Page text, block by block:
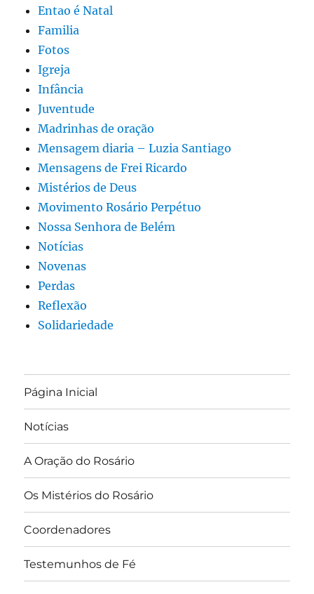
Entao é Natal
Familia
Fotos
Igreja
Infância
Juventude
Madrinhas de oração
Mensagem diaria – Luzia Santiago
Mensagens de Frei Ricardo
Mistérios de Deus
Movimento Rosário Perpétuo
Nossa Senhora de Belém
Notícias
Novenas
Perdas
Reflexão
Solidariedade
Página Inicial
Notícias
A Oração do Rosário
Os Mistérios do Rosário
Coordenadores
Testemunhos de Fé